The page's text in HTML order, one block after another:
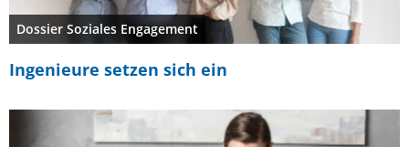
Dossier Soziales Engagement
Ingenieure setzen sich ein